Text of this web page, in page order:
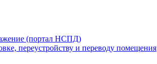
(портал НСПД)
переустройству и переводу помещения